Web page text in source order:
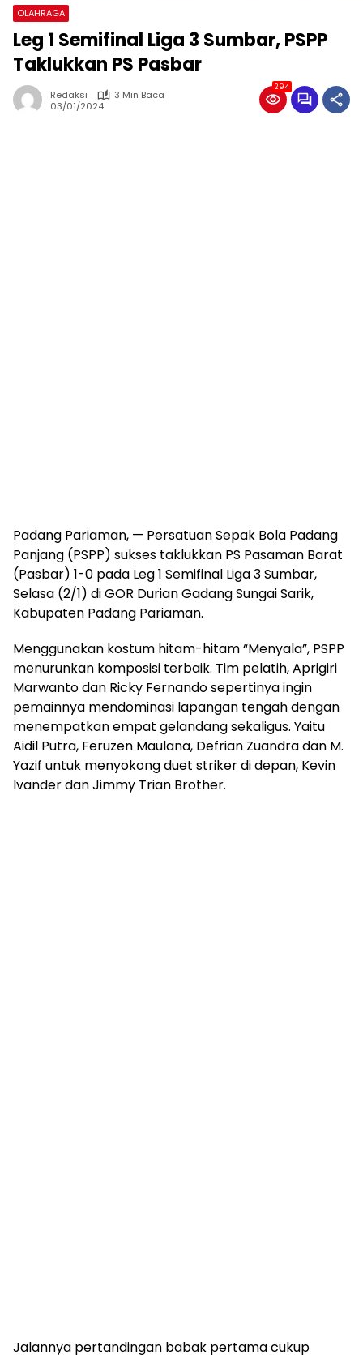
OLAHRAGA
Leg 1 Semifinal Liga 3 Sumbar, PSPP
Taklukkan PS Pasbar
Redaksi
3 Min Baca
03/01/2024
294
Padang Pariaman, — Persatuan Sepak Bola Padang
Panjang (PSPP) sukses taklukkan PS Pasaman Barat
(Pasbar) 1-0 pada Leg 1 Semifinal Liga 3 Sumbar,
Selasa (2/1) di GOR Durian Gadang Sungai Sarik,
Kabupaten Padang Pariaman.
Menggunakan kostum hitam-hitam “Menyala”, PSPP
menurunkan komposisi terbaik. Tim pelatih, Aprigiri
Marwanto dan Ricky Fernando sepertinya ingin
pemainnya mendominasi lapangan tengah dengan
menempatkan empat gelandang sekaligus. Yaitu
Aidil Putra, Feruzen Maulana, Defrian Zuandra dan M.
Yazif untuk menyokong duet striker di depan, Kevin
Ivander dan Jimmy Trian Brother.
Jalannya pertandingan babak pertama cukup